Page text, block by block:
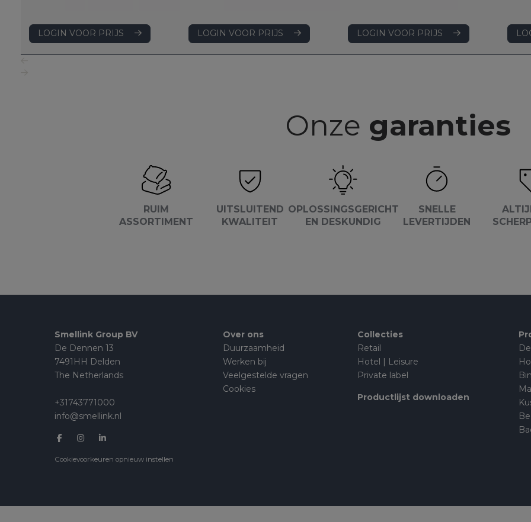
LOGIN VOOR PRIJS LOGIN VOOR PRIJS LOGIN VOOR PRIJS
Onze garanties
RUIM
ASSORTIMENT
UITSLUITEND
KWALITEIT
OPLOSSINGSGERICHT
EN DESKUNDIG
SNELLE
LEVERTIJDEN
Smellink Group BV
De Dennen 13
7491HH Delden
The Netherlands
+31743771000
info@smellink.nl
Cookievoorkeuren opnieuw instellen
Over ons
Duurzaamheid
Werken bij
Veelgestelde vragen
Cookies
Collecties
Retail
Hotel | Leisure
Private label
Productlijst downloaden